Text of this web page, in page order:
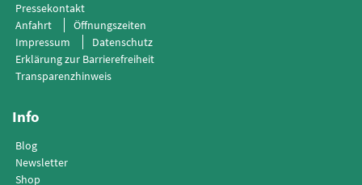
Pressekontakt
Anfahrt
Öffnungszeiten
Impressum
Datenschutz
Erklärung zur Barrierefreiheit
Transparenzhinweis
Info
Blog
Newsletter
Shop